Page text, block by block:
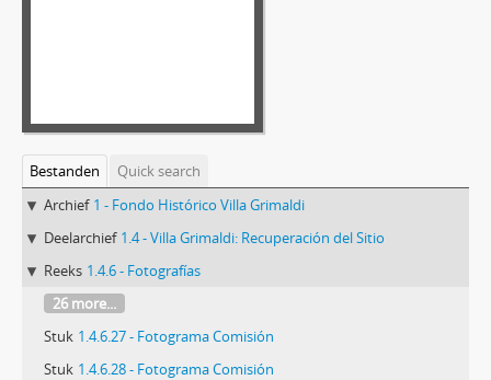
Bestanden
Quick search
Archief 1 - Fondo Histórico Villa Grimaldi
Deelarchief 1.4 - Villa Grimaldi: Recuperación del Sitio
Reeks 1.4.6 - Fotografías
26 more...
Stuk 1.4.6.27 - Fotograma Comisión
Stuk 1.4.6.28 - Fotograma Comisión